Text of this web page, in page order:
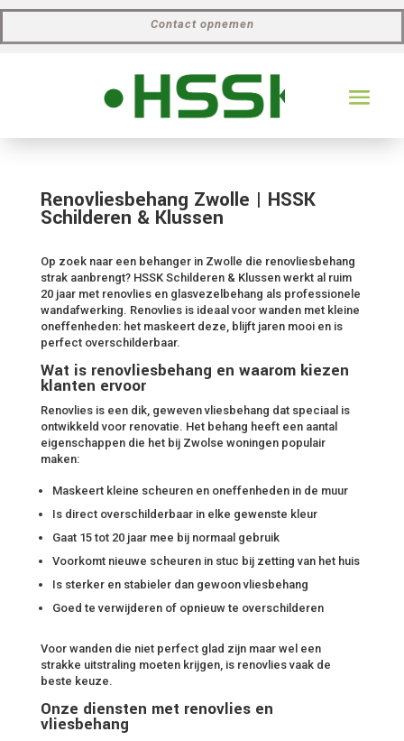
Contact opnemen
Renovliesbehang Zwolle | HSSK
Schilderen & Klussen
Op zoek naar een behanger in Zwolle die renovliesbehang
strak aanbrengt? HSSK Schilderen & Klussen werkt al ruim
20 jaar met renovlies en glasvezelbehang als professionele
wandafwerking. Renovlies is ideaal voor wanden met kleine
oneffenheden: het maskeert deze, blijft jaren mooi en is
perfect overschilderbaar.
Wat is renovliesbehang en waarom kiezen
klanten ervoor
Renovlies is een dik, geweven vliesbehang dat speciaal is
ontwikkeld voor renovatie. Het behang heeft een aantal
eigenschappen die het bij Zwolse woningen populair
maken:
Maskeert kleine scheuren en oneffenheden in de muur
Is direct overschilderbaar in elke gewenste kleur
Gaat 15 tot 20 jaar mee bij normaal gebruik
Voorkomt nieuwe scheuren in stuc bij zetting van het huis
Is sterker en stabieler dan gewoon vliesbehang
Goed te verwijderen of opnieuw te overschilderen
Voor wanden die niet perfect glad zijn maar wel een
strakke uitstraling moeten krijgen, is renovlies vaak de
beste keuze.
Onze diensten met renovlies en
vliesbehang